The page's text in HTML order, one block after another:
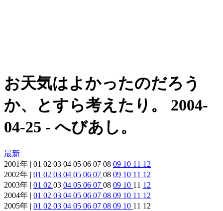
お天気はよかったのだろう
か、とすら考えたり。 2004-
04-25 - へびあし。
最新
2001年 | 01 02 03 04 05 06 07 08 09 10 11 12
2002年 | 01 02 03 04 05 06 07 08 09 10 11 12
2003年 | 01 02 03 04 05 06 07 08 09 10 11 12
2004年 | 01 02 03 04 05 06 07 08 09 10 11 12
2005年 | 01 02 03 04 05 06 07 08 09 10 11 12